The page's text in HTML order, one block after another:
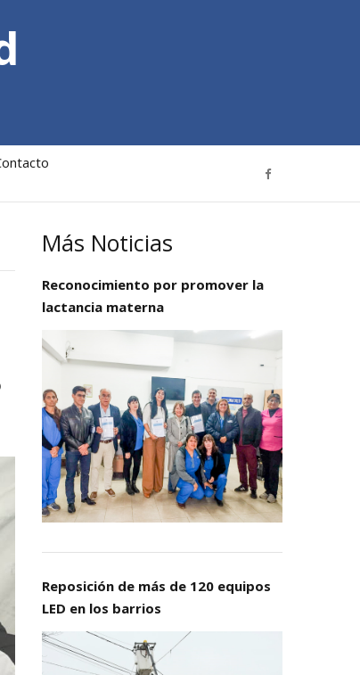
Más Noticias
Reconocimiento por promover la
lactancia materna
Reposición de más de 120 equipos
LED en los barrios